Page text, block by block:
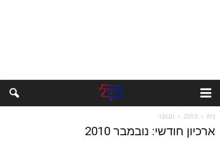
בית 2010 נובמבר
ארכיון חודשי: נובמבר 2010